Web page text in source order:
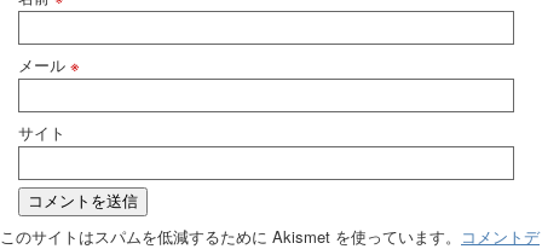
メール ※
サイト
このサイトはスパムを低減するために Akismet を使っています。 コメントデ